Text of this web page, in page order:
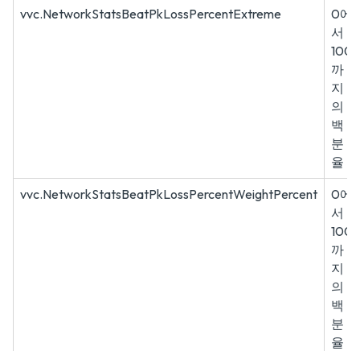
vvc.NetworkStatsBeatPkLossPercentExtreme
0에
서
100
까
지
의
백
분
율
vvc.NetworkStatsBeatPkLossPercentWeightPercent
0에
서
100
까
지
의
백
분
율